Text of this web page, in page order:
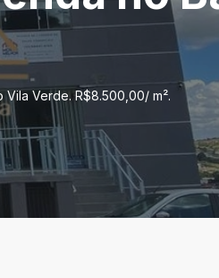
Vila Verde. R$8.500,00/ m².